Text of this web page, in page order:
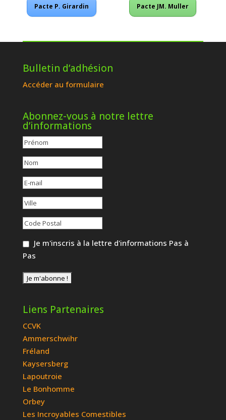
Pacte P. Girardin Pacte JM. Muller
Bulletin d’adhésion
Accéder au formulaire
Abonnez-vous à notre lettre
d’informations
Je m'inscris à la lettre d'informations Pas à
Pas
Liens Partenaires
CCVK
Ammerschwihr
Fréland
Kaysersberg
Lapoutroie
Le Bonhomme
Orbey
Les Incroyables Comestibles